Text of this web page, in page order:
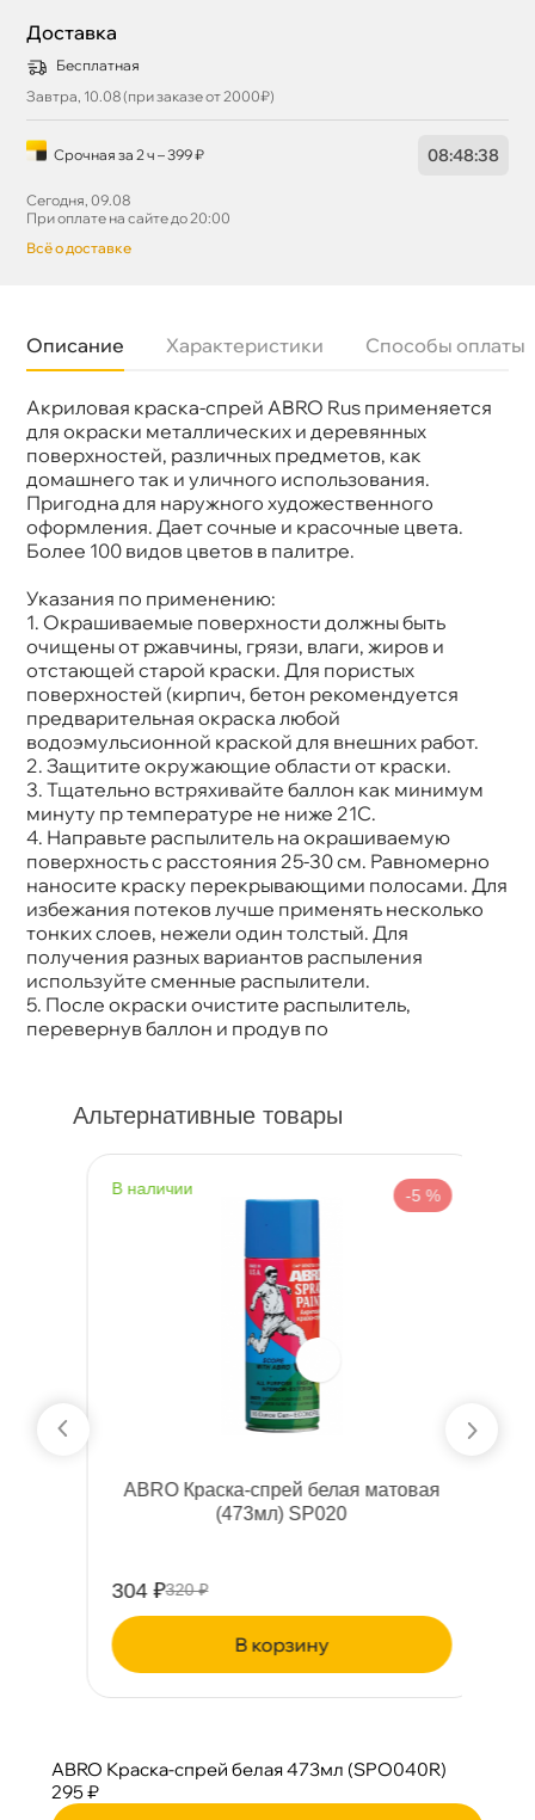
Доставка
Бесплатная
Завтра, 10.08 (при заказе от 2000₽)
Срочная за 2 ч – 399 ₽ 08:48:37
Сегодня, 09.08
При оплате на сайте до 20:00
сё о доставке
Описание Характеристики Способы оплаты
Акриловая краска-спрей ABRO Rus применяется
для окраски металлических и деревянных
поверхностей, различных предметов, как
домашнего так и уличного использования.
Пригодна для наружного художественного
оформления. Дает сочные и красочные цвета.
Более 100 видов цветов в палитре.
Указания по применению:
1. Окрашиваемые поверхности должны быть
очищены от ржавчины, грязи, влаги, жиров и
отстающей старой краски. Для пористых
поверхностей (кирпич, бетон рекомендуется
предварительная окраска любой
одоэмульсионной краской для внешних работ.
2. Защитите окружающие области от краски.
3. Тщательно встряхивайте баллон как минимум
минуту пр температуре не ниже 21С.
4. Направьте распылитель на окрашиваемую
поверхность с расстояния 25-30 см. Равномерно
наносите краску перекрывающими полосами. Для
избежания потеков лучше применять несколько
тонких слоев, нежели один толстый. Для
получения разных вариантов распыления
используйте сменные распылители.
5. После окраски очистите распылитель,
перевернув баллон и продув по
Бренд
ABRO
Объем
473мл
Артикул
SPO-040-R
Альтернативные товары
наличии -5 %
ABRO Краска-спрей белая матовая
(473мл) SP020
304 ₽ 320 ₽
корзину
ABRO Краска-спрей белая 473мл (SPO040R)
295 ₽